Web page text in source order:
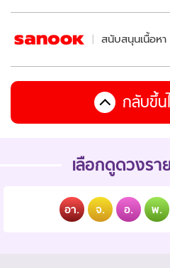
สนับสนุนเนื้อหา
กลับขึ้น
เลือกดูดวงร
อา. จ. อ. พ.